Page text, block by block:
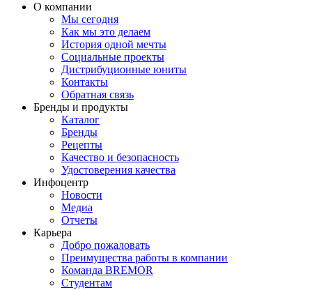
О компании
Мы сегодня
Как мы это делаем
История одной мечты
Социальные проекты
Дистрибуционные юниты
Контакты
Обратная связь
Бренды и продукты
Каталог
Бренды
Рецепты
Качество и безопасность
Удостоверения качества
Инфоцентр
Новости
Медиа
Отчеты
Карьера
Добро пожаловать
Преимущества работы в компании
Команда BREMOR
Студентам